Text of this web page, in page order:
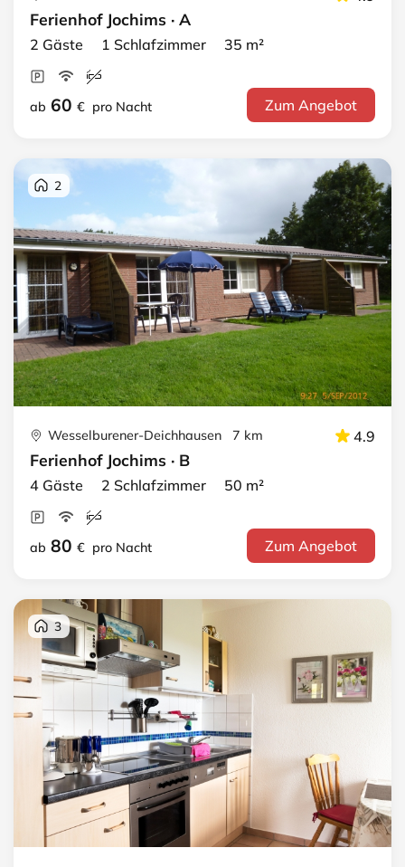
Ferienhof Jochims · A
2 Gäste 1 Schlafzimmer 35 m²
ab 60 € pro Nacht Zum Angebot
2
Wesselburener-Deichhausen 7 km 4.9
Ferienhof Jochims · B
4 Gäste 2 Schlafzimmer 50 m²
ab 80 € pro Nacht Zum Angebot
3